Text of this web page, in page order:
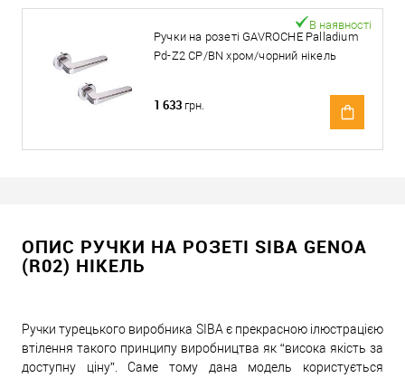
Ручки на розеті GAVROCHE Palladium
Pd-Z2 CP/BN хром/чорний нікель
В наявності
1 633 грн.
ОПИС РУЧКИ НА РОЗЕТІ SIBA GENOA
(R02) НІКЕЛЬ
Ручки турецького виробника SIBA є прекрасною ілюстрацією
втілення такого принципу виробництва як “висока якість за
доступну ціну”. Саме тому дана модель користується